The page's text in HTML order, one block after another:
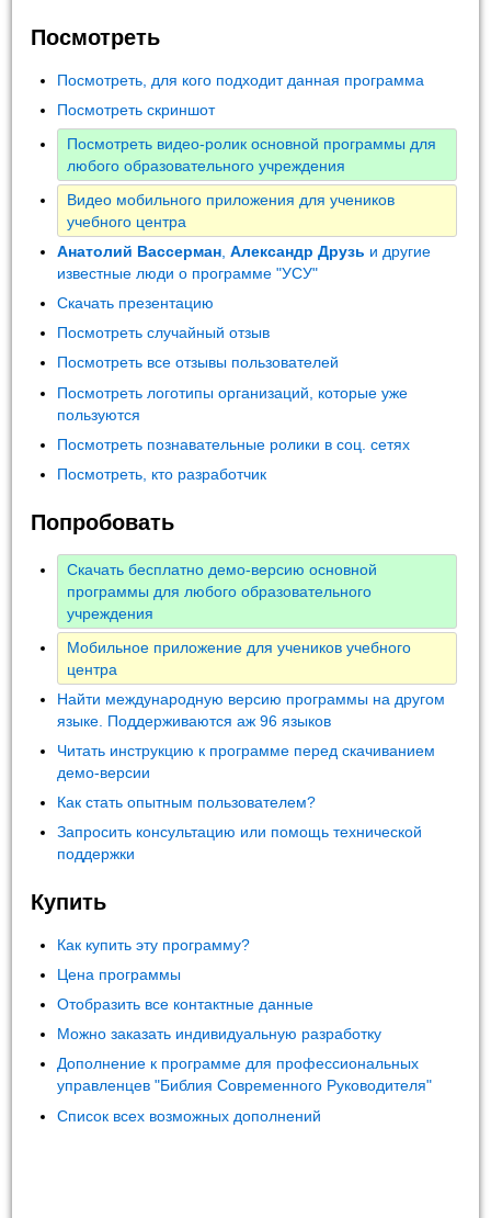
Посмотреть
Посмотреть, для кого подходит данная программа
Посмотреть скриншот
Посмотреть видео-ролик основной программы для
любого образовательного учреждения
Видео мобильного приложения для учеников
учебного центра
Анатолий Вассерман ,Александр Друзь и другие
известные люди о программе "УСУ"
Скачать презентацию
Посмотреть случайный отзыв
Посмотреть все отзывы пользователей
Посмотреть логотипы организаций, которые уже
пользуются
Посмотреть познавательные ролики в соц. сетях
Посмотреть, кто разработчик
Попробовать
Скачать бесплатно демо-версию основной
программы для любого образовательного
учреждения
Мобильное приложение для учеников учебного
центра
Найти международную версию программы на другом
языке. Поддерживаются аж 96 языков
Читать инструкцию к программе перед скачиванием
демо-версии
Как стать опытным пользователем?
Запросить консультацию или помощь технической
поддержки
Купить
Как купить эту программу?
Цена программы
Отобразить все контактные данные
Можно заказать индивидуальную разработку
Дополнение к программе для профессиональных
управленцев "Библия Современного Руководителя"
Список всех возможных дополнений